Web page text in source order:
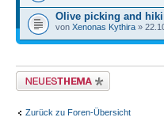
Olive picking and
von Xenonas Kythira »
Neues Thema erstellen
Zurück zu Foren-Übersicht